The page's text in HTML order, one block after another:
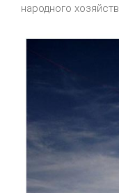
народного